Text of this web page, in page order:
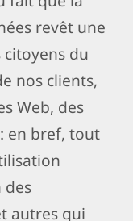
revêt une
du
nos clients,
Web, des
en bref, tout
des
autres qui